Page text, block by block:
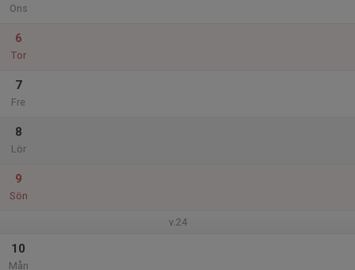
Ons
6
Tor
7
Fre
8
Lör
9
Sön
v.24
10
Mån